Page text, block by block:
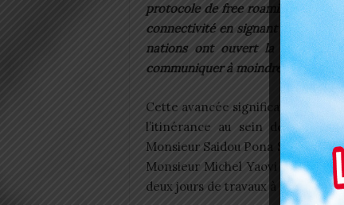
protocole de free roaming. Ainsi
connectivité en signant un accord
nations ont ouvert la voie à
communiquer à moindre coût,
Cette avancée significative
l’itinérance au sein de la
Monsieur Saidou Pona SANKARE
Monsieur Michel Yaovi GALLEY
deux jours de travaux à Lomé.